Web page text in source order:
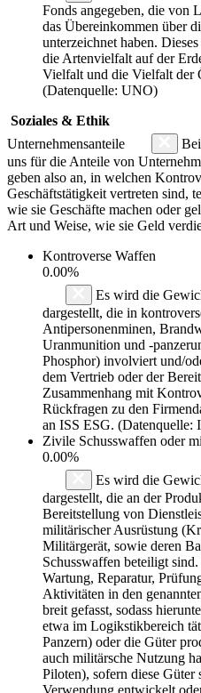
Fonds angegeben, die von
das Übereinkommen über
unterzeichnet haben.
die Artenvielfalt auf der
Vielfalt und die Vielfalt der
(Datenquelle: UNO)
Soziales & Ethik
Unternehmensanteile
uns für die Anteile von
geben also an, in welchen
Geschäftstätigkeit vertreten sind,
wie sie Geschäfte machen oder
Art und Weise, wie sie Geld
Kontroverse Waffen
0.00%
Es wird die
dargestellt, die in
Antipersonenminen,
Uranmunition und -
Phosphor) involviert und/
dem Vertrieb oder der
Zusammenhang mit
Rückfragen zu den
an ISS ESG. (Datenquelle:
Zivile Schusswaffen oder
0.00%
Es wird die
dargestellt, die an der
Bereitstellung von
militärischer Ausrüstung
Militärgerät, sowie deren
Schusswaffen beteiligt
Wartung, Reparatur,
Aktivitäten in den
breit gefasst, sodass
etwa im Logikstikbereich
Panzern) oder die Güter
auch militärsche Nutzung
Piloten), sofern diese
Verwendung entwickelt